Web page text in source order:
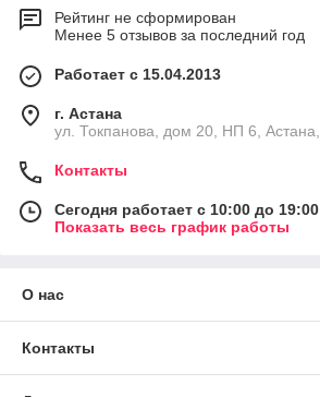
Рейтинг не сформирован
Менее 5 отзывов за последний год
Работает с 15.04.2013
г. Астана
ул. Токпанова, дом 20, НП 6, Астана,
Контакты
Сегодня работает с 10:00 до 19:00
Показать весь график работы
О нас
Контакты